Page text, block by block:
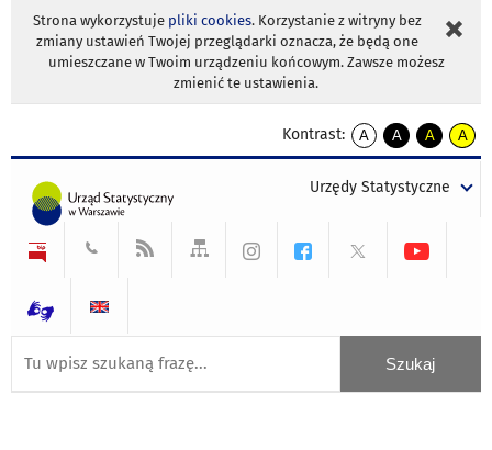
Strona wykorzystuje pliki cookies. Korzystanie z witryny bez
zmiany ustawień Twojej przeglądarki oznacza, że będą one
umieszczane w Twoim urządzeniu końcowym. Zawsze możesz
zmienić te ustawienia.
Kontrast:
A
kontrast
A
kontrast
tekst
czarnym
A
kontrast
tekst
czarnym
A
tekst
żółtym
Urzędy Statystyczne